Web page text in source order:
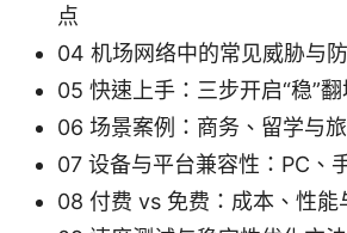
点
04 机场网络中的常见威胁与
05 快速上手：三步开启“稳”翻
06 场景案例：商务、留学与
07 设备与平台兼容性：PC、
08 付费 vs 免费：成本、性能